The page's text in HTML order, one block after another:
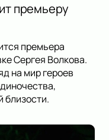
премьеру
премьера
Сергея Волкова.
на мир героев
близости.